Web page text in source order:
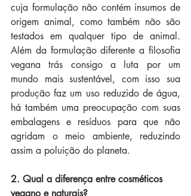
cuja formulação não contém insumos de
origem animal, como também não são
testados em qualquer tipo de animal.
Além da formulação diferente a filosofia
vegana trás consigo a luta por um
mundo mais sustentável, com isso sua
produção faz um uso reduzido de água,
há também uma preocupação com suas
embalagens e resíduos para que não
agridam o meio ambiente, reduzindo
assim a poluição do planeta.
2. Qual a diferença entre cosméticos
vegano e naturais?